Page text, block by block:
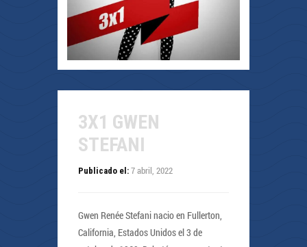
3X1 GWEN
STEFANI
Publicado el: 7 abril, 2022
Gwen Renée Stefani nacio en Fullerton,
California, Estados Unidos el 3 de